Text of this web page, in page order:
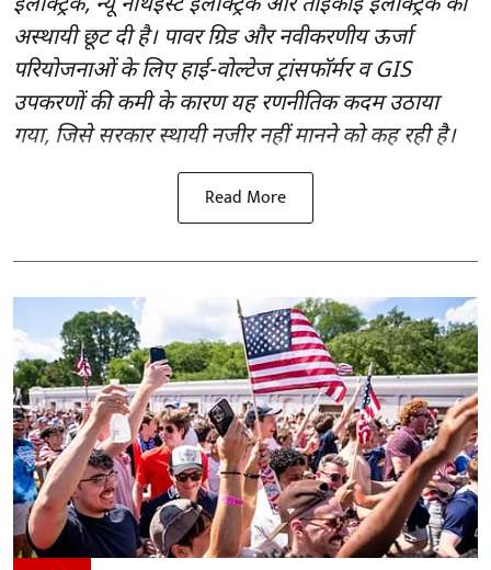
अस्थायी छूट दी है। पावर ग्रिड और नवीकरणीय ऊर्जा
परियोजनाओं के लिए हाई-वोल्टेज ट्रांसफॉर्मर व GIS
उपकरणों की कमी के कारण यह रणनीतिक कदम उठाया
गया, जिसे सरकार स्थायी नजीर नहीं मानने को कह रही है।
Read More